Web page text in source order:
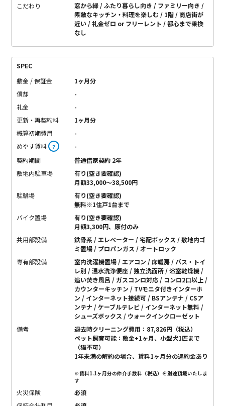
こだわり 窓から緑 ふたり暮らし向き
ファミリー向き
素敵なキッチン・料理を楽しむ
1階
商店街が
近い
礼金ゼロ or フリーレント
都心まで乗換
なし
SPEC
敷金 / 保証金
1ヶ月分
償却
-
礼金
-
更新・再契約料
1ヶ月分
概算初期費用
-
めやす賃料 ？
-
契約期間
普通借家契約 2年
敷地内駐車場
有り(空き要確認)
月額33,000～38,500円
駐輪場
有り(空き要確認)
無料※1住戸1台まで
バイク置場
有り(空き要確認)
月額3,300円、原付のみ
共用部設備
鉄骨系 / エレベーター / 宅配ボックス / 敷地内ゴ
ミ置場 / プロパンガス / オートロック
専有部設備
室内洗濯機置場 / エアコン / 床暖房 / バス・トイ
レ別 / 温水洗浄便座 / 独立洗面所 / 浴室乾燥機 /
追い焚き風呂 / ガスコンロ対応 / コンロ2口以上 /
カウンターキッチン / TVモニタ付きインターホ
ン / インターネット接続可 / BSアンテナ / CSア
ンテナ / ケーブルテレビ / インターネット無料 /
シューズボックス / ウォークインクローゼット
備考
退去時クリーニング費用：87,826円（税込）
ペット飼育可能：敷金+1ヶ月、小型犬1匹まで
（猫不可）
1年未満の解約の場合、賃料1ヶ月分の違約金あり
※賃料1.1ヶ月分の仲介手数料（税込）を別途頂戴いたしま
す
火災保険
必須